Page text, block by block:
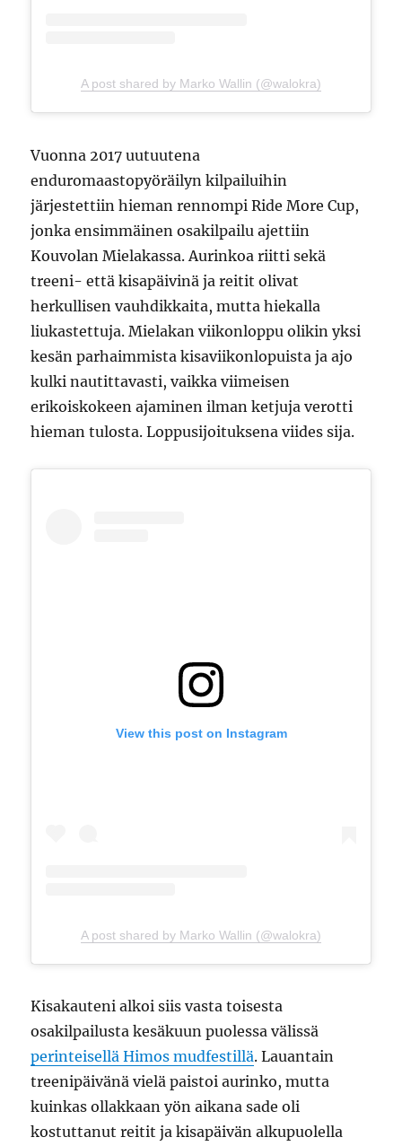
A post shared by Marko Wallin (@walokra)
Vuonna 2017 uutuutena
enduromaastopyöräilyn kilpailuihin
järjestettiin hieman rennompi Ride More Cup,
jonka ensimmäinen osakilpailu ajettiin
Kouvolan Mielakassa. Aurinkoa riitti sekä
treeni- että kisapäivinä ja reitit olivat
herkullisen vauhdikkaita, mutta hiekalla
liukastettuja. Mielakan viikonloppu olikin yksi
kesän parhaimmista kisaviikonlopuista ja ajo
kulki nautittavasti, vaikka viimeisen
erikoiskokeen ajaminen ilman ketjuja verotti
hieman tulosta. Loppusijoituksena viides sija.
View this post on Instagram
A post shared by Marko Wallin (@walokra)
Kisakauteni alkoi siis vasta toisesta
osakilpailusta kesäkuun puolessa välissä
perinteisellä Himos mudfestillä. Lauantain
treenipäivänä vielä paistoi aurinko, mutta
kuinkas ollakkaan yön aikana sade oli
kostuttanut reitit ja kisapäivän alkupuolella